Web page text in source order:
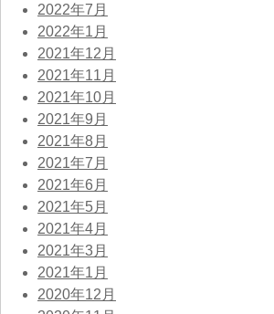
2022年7月
2022年1月
2021年12月
2021年11月
2021年10月
2021年9月
2021年8月
2021年7月
2021年6月
2021年5月
2021年4月
2021年3月
2021年1月
2020年12月